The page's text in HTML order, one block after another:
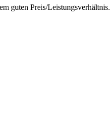
guten Preis/Leistungsverhältnis.